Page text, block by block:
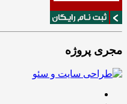
مجری پروژه